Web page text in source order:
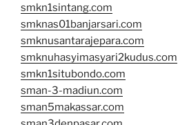
smkn1sintang.com
smknas01banjarsari.com
smknusantarajepara.com
smknuhasyimasyari2kudus.com
smkn1situbondo.com
sman-3-madiun.com
sman5makassar.com